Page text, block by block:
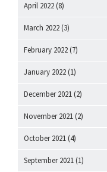
April 2022 (8)
March 2022 (3)
February 2022 (7)
January 2022 (1)
December 2021 (2)
November 2021 (2)
October 2021 (4)
September 2021 (1)